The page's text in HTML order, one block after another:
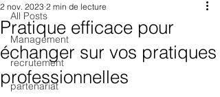
All Posts
Management
recrutement
partenariat
Pratique efficace pour
échanger sur vos pratiques
professionnelles
2 nov. 2023 2 min de lecture